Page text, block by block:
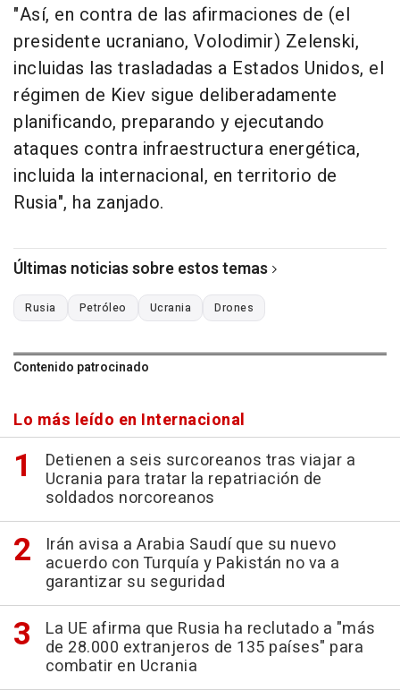
"Así, en contra de las afirmaciones de (el
presidente ucraniano, Volodimir) Zelenski,
incluidas las trasladadas a Estados Unidos, el
régimen de Kiev sigue deliberadamente
planificando, preparando y ejecutando
ataques contra infraestructura energética,
incluida la internacional, en territorio de
Rusia", ha zanjado.
Últimas noticias sobre estos temas
Rusia Petróleo Ucrania Drones
Contenido patrocinado
Lo más leído en Internacional
Detienen a seis surcoreanos tras viajar a
Ucrania para tratar la repatriación de
soldados norcoreanos
Irán avisa a Arabia Saudí que su nuevo
acuerdo con Turquía y Pakistán no va a
garantizar su seguridad
La UE afirma que Rusia ha reclutado a "más
de 28.000 extranjeros de 135 países" para
combatir en Ucrania